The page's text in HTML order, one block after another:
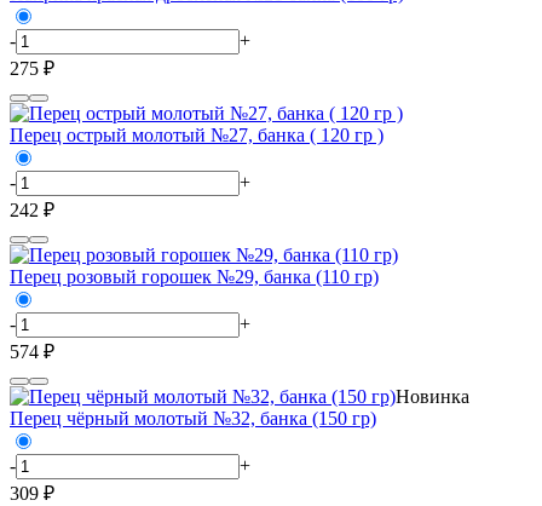
-
+
275 ₽
Перец острый молотый №27, банка ( 120 гр )
-
+
242 ₽
Перец розовый горошек №29, банка (110 гр)
-
+
574 ₽
Новинка
Перец чёрный молотый №32, банка (150 гр)
-
+
309 ₽